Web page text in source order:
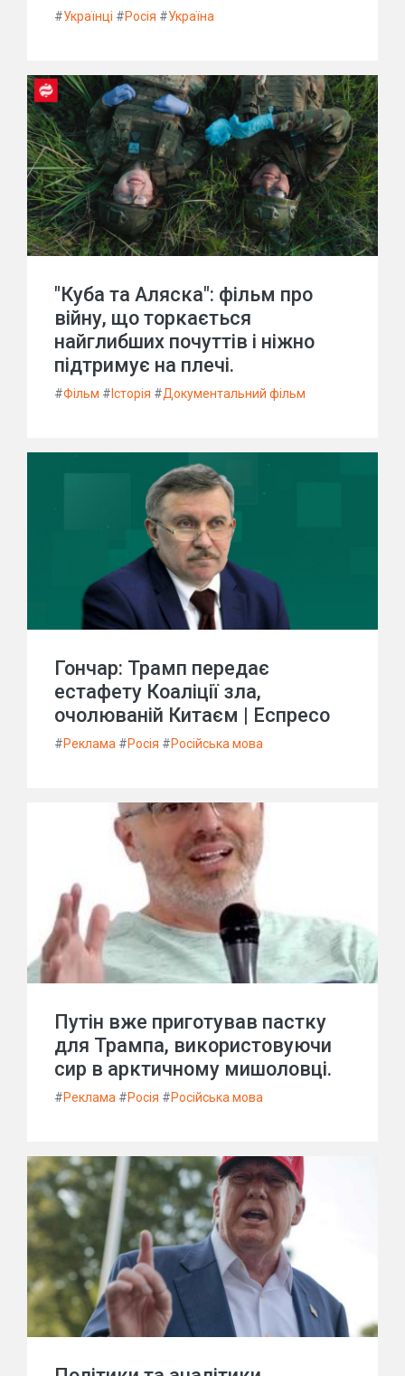
#Українці #Росія #Україна
"Куба та Аляска": фільм про
війну, що торкається
найглибших почуттів і ніжно
підтримує на плечі.
#Фільм # Історія #Документальний фільм
Гончар: Трамп передає
естафету Коаліції зла,
очолюваній Китаєм | Еспресо
#Реклама #Росія #Російська мова
Путін вже приготував пастку
для Трампа, використовуючи
сир в арктичному мишоловці.
#Реклама #Росія #Російська мова